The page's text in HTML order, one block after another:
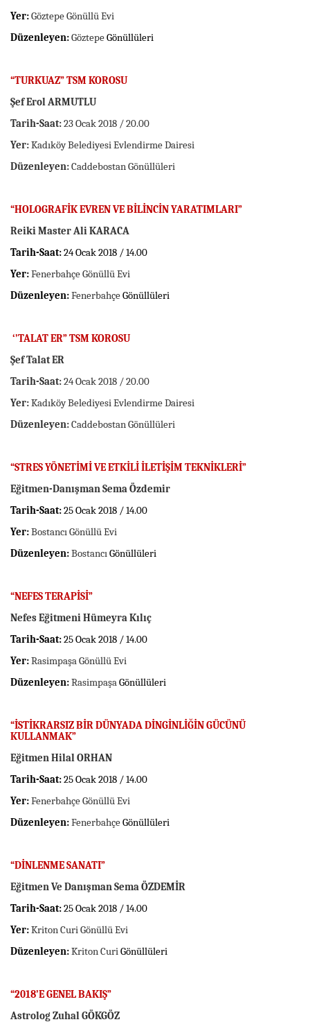
Yer:Göztepe Gönüllü Evi
Düzenleyen:GöztepeGönüllüleri
“TURKUAZ” TSM KOROSU
Şef Erol ARMUTLU
Tarih-Saat:23 Ocak 2018 / 20.00
Yer:Kadıköy Belediyesi Evlendirme Dairesi
Düzenleyen:Caddebostan Gönüllüleri
“HOLOGRAFİK EVREN VE BİLİNCİN YARATIMLARI”
Reiki Master Ali KARACA
Tarih-Saat:24 Ocak 2018 / 14.00
Yer:Fenerbahçe Gönüllü Evi
Düzenleyen:FenerbahçeGönüllüleri
‘’TALAT ER” TSM KOROSU
Şef Talat ER
Tarih-Saat:24 Ocak 2018 / 20.00
Yer:Kadıköy Belediyesi Evlendirme Dairesi
Düzenleyen:Caddebostan Gönüllüleri
“STRES YÖNETİMİ VE ETKİLİ İLETİŞİM TEKNİKLERİ”
Eğitmen-Danışman Sema Özdemir
Tarih-Saat:25 Ocak 2018 / 14.00
Yer:Bostancı Gönüllü Evi
Düzenleyen:BostancıGönüllüleri
“NEFES TERAPİSİ”
Nefes Eğitmeni Hümeyra Kılıç
Tarih-Saat:25 Ocak 2018 / 14.00
Yer:Rasimpaşa Gönüllü Evi
Düzenleyen:RasimpaşaGönüllüleri
“İSTİKRARSIZ BİR DÜNYADA DİNGİNLİĞİN GÜCÜNÜ
KULLANMAK”
Eğitmen Hilal ORHAN
Tarih-Saat:25 Ocak 2018 / 14.00
Yer:Fenerbahçe Gönüllü Evi
Düzenleyen:FenerbahçeGönüllüleri
“DİNLENME SANATI”
Eğitmen Ve Danışman Sema ÖZDEMİR
Tarih-Saat:25 Ocak 2018 / 14.00
Yer:Kriton Curi Gönüllü Evi
Düzenleyen:Kriton CuriGönüllüleri
“2018’E GENEL BAKIŞ”
Astrolog Zuhal GÖKGÖZ